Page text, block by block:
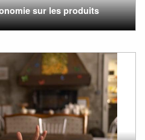
sur les produits